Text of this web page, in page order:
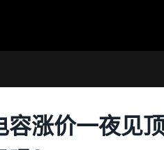
容涨价一夜见